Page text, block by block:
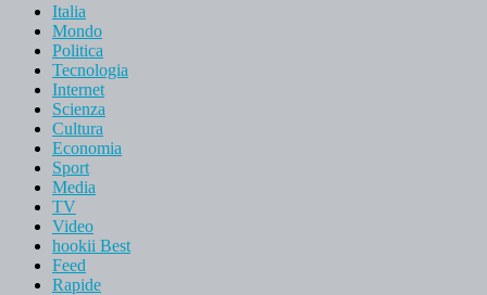
Italia
Mondo
Politica
Tecnologia
Internet
Scienza
Cultura
Economia
Sport
Media
TV
Video
hookii Best
Feed
Rapide